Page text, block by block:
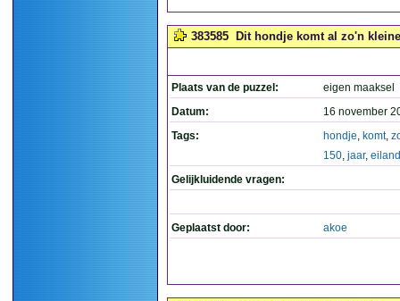
383585 Dit hondje komt al zo'n
Plaats van de puzzel:
eigen maaksel
Datum:
16 november
Tags:
hondje, komt,
150, jaar, eiland
Gelijkluidende vragen:
Geplaatst door: akoe